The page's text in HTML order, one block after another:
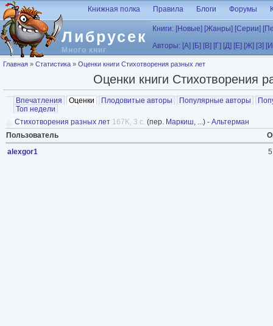
Перейти к основному содержанию
Либрусек
Много книг
Книжная полка Правила Блоги Форумы
Книги: [Новые] [Жанры] [Серии]
Авторы: [А] [Б] [В] [Г] [Д] [Е] [Ж] [З]
Вы здесь
Главная » Статистика » Оценки книги Стихотворения разных лет
Оценки книги Стихотворения
Главные вкладки
Впечатления Оценки (активная вкладка)
Плодовитые авторы Популярные авторы
Топ недели
Стихотворения разных лет 167K, 3 с. (пер. Маркиш, ...) - Альтерман
Пользователь
alexgor1
5